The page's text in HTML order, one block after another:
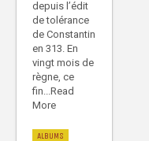
depuis l’édit
de tolérance
de Constantin
en 313. En
vingt mois de
règne, ce
fin...Read
More
ALBUMS